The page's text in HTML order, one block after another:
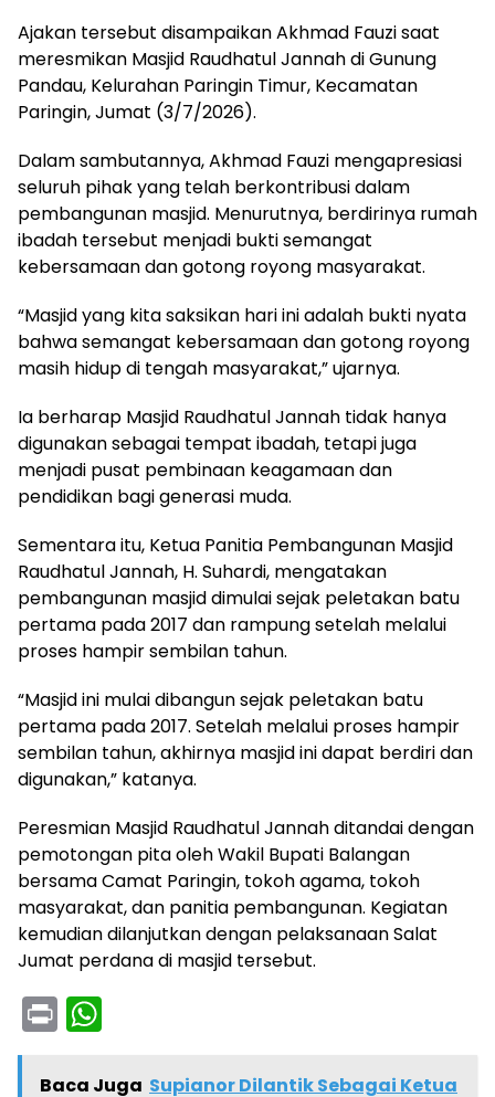
Ajakan tersebut disampaikan Akhmad Fauzi saat
meresmikan Masjid Raudhatul Jannah di Gunung
Pandau, Kelurahan Paringin Timur, Kecamatan
Paringin, Jumat (3/7/2026).
Dalam sambutannya, Akhmad Fauzi mengapresiasi
seluruh pihak yang telah berkontribusi dalam
pembangunan masjid. Menurutnya, berdirinya rumah
ibadah tersebut menjadi bukti semangat
kebersamaan dan gotong royong masyarakat.
“Masjid yang kita saksikan hari ini adalah bukti nyata
bahwa semangat kebersamaan dan gotong royong
masih hidup di tengah masyarakat,” ujarnya.
Ia berharap Masjid Raudhatul Jannah tidak hanya
digunakan sebagai tempat ibadah, tetapi juga
menjadi pusat pembinaan keagamaan dan
pendidikan bagi generasi muda.
Sementara itu, Ketua Panitia Pembangunan Masjid
Raudhatul Jannah, H. Suhardi, mengatakan
pembangunan masjid dimulai sejak peletakan batu
pertama pada 2017 dan rampung setelah melalui
proses hampir sembilan tahun.
“Masjid ini mulai dibangun sejak peletakan batu
pertama pada 2017. Setelah melalui proses hampir
sembilan tahun, akhirnya masjid ini dapat berdiri dan
digunakan,” katanya.
Peresmian Masjid Raudhatul Jannah ditandai dengan
pemotongan pita oleh Wakil Bupati Balangan
bersama Camat Paringin, tokoh agama, tokoh
masyarakat, dan panitia pembangunan. Kegiatan
kemudian dilanjutkan dengan pelaksanaan Salat
Jumat perdana di masjid tersebut.
Pr
in
t a
Baca Juga Supianor Dilantik Sebagai Ketua